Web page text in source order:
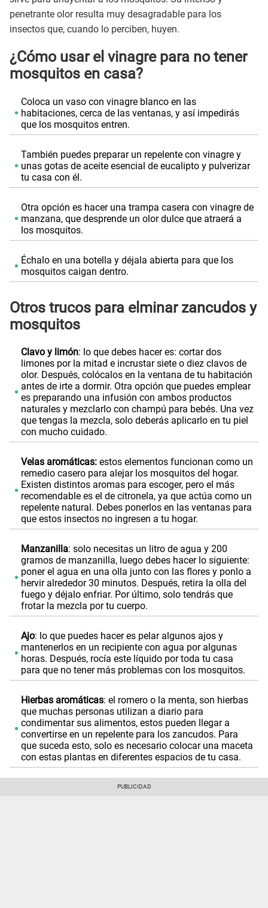
penetrante olor resulta muy desagradable para los
insectos que, cuando lo perciben, huyen.
¿Cómo usar el vinagre para no tener
mosquitos en casa?
Coloca un vaso con vinagre blanco en las
habitaciones, cerca de las ventanas, y así impedirás
que los mosquitos entren.
También puedes preparar un repelente con vinagre y
unas gotas de aceite esencial de eucalipto y pulverizar
tu casa con él.
Otra opción es hacer una trampa casera con vinagre de
manzana, que desprende un olor dulce que atraerá a
los mosquitos.
Échalo en una botella y déjala abierta para que los
mosquitos caigan dentro.
Otros trucos para elminar zancudos y
mosquitos
Clavo y limón: lo que debes hacer es: cortar dos
limones por la mitad e incrustar siete o diez clavos de
olor. Después, colócalos en la ventana de tu habitación
antes de irte a dormir. Otra opción que puedes emplear
es preparando una infusión con ambos productos
naturales y mezclarlo con champú para bebés. Una vez
que tengas la mezcla, solo deberás aplicarlo en tu piel
con mucho cuidado.
Velas aromáticas:estos elementos funcionan como un
remedio casero para alejar los mosquitos del hogar.
Existen distintos aromas para escoger, pero el más
recomendable es el de citronela, ya que actúa como un
repelente natural. Debes ponerlos en las ventanas para
que estos insectos no ingresen a tu hogar.
Manzanilla: solo necesitas un litro de agua y 200
gramos de manzanilla, luego debes hacer lo siguiente:
poner el agua en una olla junto con las flores y ponlo a
hervir alrededor 30 minutos. Después, retira la olla del
fuego y déjalo enfriar. Por último, solo tendrás que
frotar la mezcla por tu cuerpo.
Ajo: lo que puedes hacer es pelar algunos ajos y
mantenerlos en un recipiente con agua por algunas
horas. Después, rocía este líquido por toda tu casa
para que no tener más problemas con los mosquitos.
Hierbas aromáticas: el romero o la menta, son hierbas
que muchas personas utilizan a diario para
condimentar sus alimentos, estos pueden llegar a
convertirse en un repelente para los zancudos. Para
que suceda esto, solo es necesario colocar una maceta
con estas plantas en diferentes espacios de tu casa.